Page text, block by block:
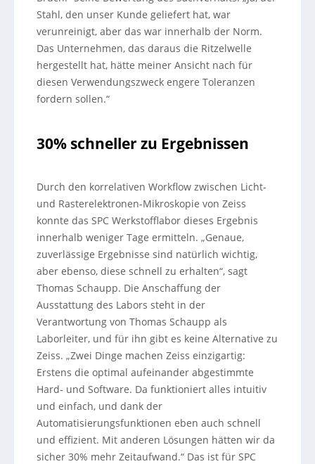
Stahl, den unser Kunde geliefert hat, war
verunreinigt, aber das war innerhalb der Norm.
Das Unternehmen, das daraus die Ritzelwelle
hergestellt hat, hätte meiner Ansicht nach für
diesen Verwendungszweck engere Toleranzen
fordern sollen.“
30% schneller zu Ergebnissen
Durch den korrelativen Workflow zwischen Licht-
und Rasterelektronen-Mikroskopie von Zeiss
konnte das SPC Werkstofflabor dieses Ergebnis
innerhalb weniger Tage ermitteln. „Genaue,
zuverlässige Ergebnisse sind natürlich wichtig,
aber ebenso, diese schnell zu erhalten“, sagt
Thomas Schaupp. Die Anschaffung der
Ausstattung des Labors steht in der
Verantwortung von Thomas Schaupp als
Laborleiter, und für ihn gibt es keine Alternative zu
Zeiss. „Zwei Dinge machen Zeiss einzigartig:
Erstens die optimal aufeinander abgestimmte
Hard- und Software. Da funktioniert alles intuitiv
und einfach, und dank der
Automatisierungsfunktionen eben auch schnell
und effizient. Mit anderen Lösungen hätten wir da
sicher 30% mehr Zeitaufwand.“ Das ist für SPC